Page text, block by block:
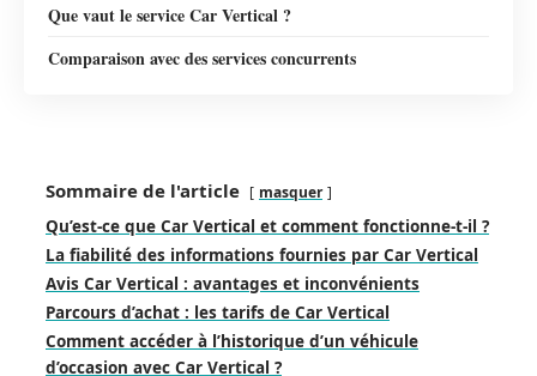
Que vaut le service Car Vertical ?
Comparaison avec des services concurrents
Sommaire de l'article masquer
Qu’est-ce que Car Vertical et comment fonctionne-t-il ?
La fiabilité des informations fournies par Car Vertical
Avis Car Vertical : avantages et inconvénients
Parcours d’achat : les tarifs de Car Vertical
Comment accéder à l’historique d’un véhicule
d’occasion avec Car Vertical ?